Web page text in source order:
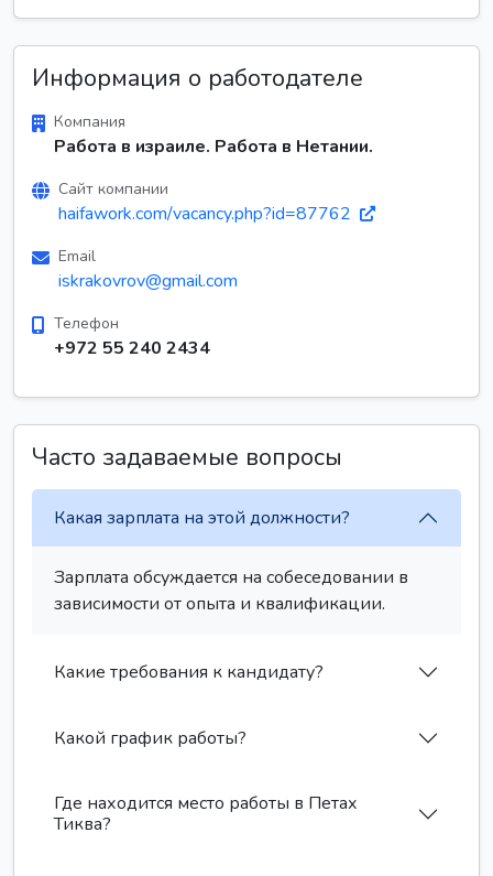
Информация о работодателе
Компания
Работа в израиле. Работа в Нетании.
Сайт компании
haifawork.com/vacancy.php?id=87762
Email
iskrakovrov@gmail.com
Телефон
+972 55 240 2434
Часто задаваемые вопросы
Какая зарплата на этой должности?
Зарплата обсуждается на собеседовании в
зависимости от опыта и квалификации.
Какие требования к кандидату?
Какой график работы?
Где находится место работы в Петах
Тиква?